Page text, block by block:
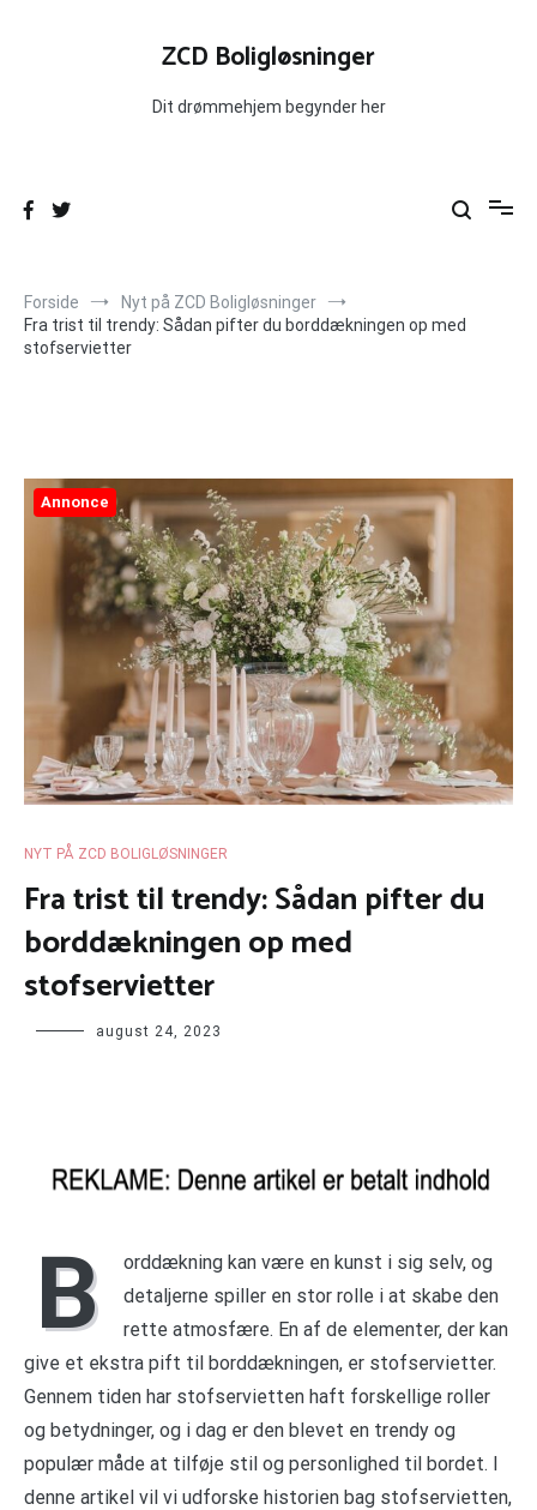
ZCD Boligløsninger
Dit drømmehjem begynder her
Forside
Nyt på ZCD Boligløsninger
Fra trist til trendy: Sådan pifter du borddækningen op med
stofservietter
Annonce
NYT PÅ ZCD BOLIGLØSNINGER
Fra trist til trendy: Sådan pifter du
borddækningen op med
stofservietter
august 24, 2023
B
orddækning kan være en kunst i sig selv, og
detaljerne spiller en stor rolle i at skabe den
rette atmosfære. En af de elementer, der kan
give et ekstra pift til borddækningen, er stofservietter.
Gennem tiden har stofservietten haft forskellige roller
og betydninger, og i dag er den blevet en trendy og
populær måde at tilføje stil og personlighed til bordet. I
denne artikel vil vi udforske historien bag stofservietten,